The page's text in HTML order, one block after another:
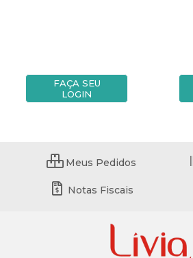
FAÇA SEU
LOGIN
Meus Pedidos
Notas Fiscais